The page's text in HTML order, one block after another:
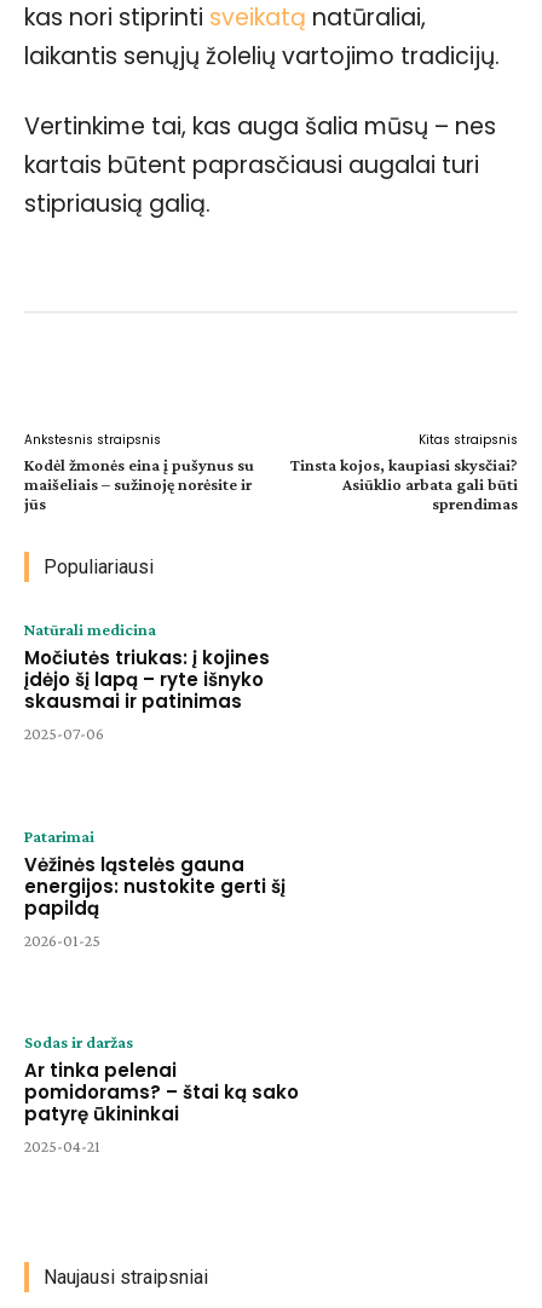
kas nori stiprinti sveikatą natūraliai,
laikantis senųjų žolelių vartojimo tradicijų.
Vertinkime tai, kas auga šalia mūsų – nes
kartais būtent paprasčiausi augalai turi
stipriausią galią.
Ankstesnis straipsnis
Kodėl žmonės eina į pušynus su
maišeliais – sužinoję norėsite ir
jūs
Kitas straipsnis
Tinsta kojos, kaupiasi skysčiai?
Asiūklio arbata gali būti
sprendimas
Populiariausi
Natūrali medicina
Močiutės triukas: į kojines
įdėjo šį lapą – ryte išnyko
skausmai ir patinimas
2025-07-06
Patarimai
Vėžinės ląstelės gauna
energijos: nustokite gerti šį
papildą
2026-01-25
Sodas ir daržas
Ar tinka pelenai
pomidorams? – štai ką sako
patyrę ūkininkai
2025-04-21
Naujausi straipsniai